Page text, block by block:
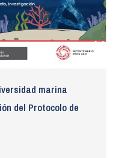
marina
del Protocolo de